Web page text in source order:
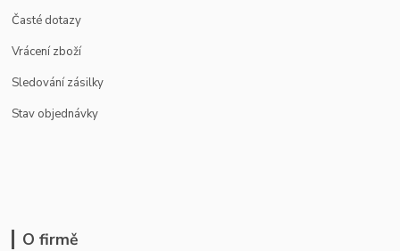
Časté dotazy
Vrácení zboží
Sledování zásilky
Stav objednávky
O firmě